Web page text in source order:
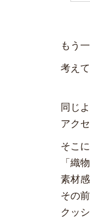
もう
考え
同じ
アク
そこ
「織
素材
その
クッ